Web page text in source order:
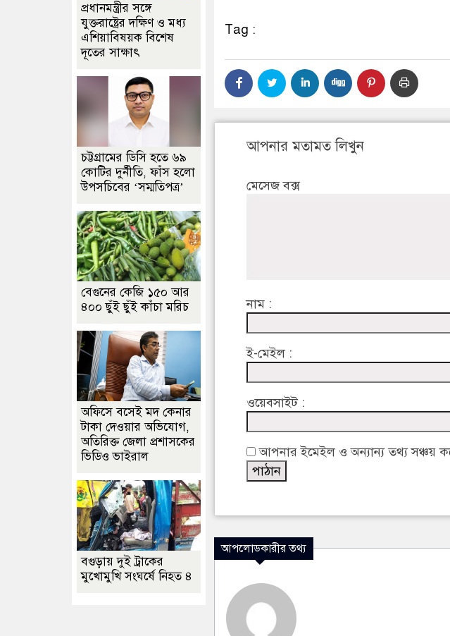
Tag :
আপনার মতামত লিখুন
মেসেজ বক্স
নাম :
ই-মেইল :
ওয়েবসাইট :
আপনার ইমেইল ও অন্যান্য তথ্য সঞ্চয়
আপলোডকারীর তথ্য
প্রধানমন্ত্রীর সঙ্গে
যুক্তরাষ্ট্রের দক্ষিণ ও মধ্য
এশিয়াবিষয়ক বিশেষ
দূতের সাক্ষাৎ
চট্টগ্রামের ডিসি হতে ৬৯
কোটির দুর্নীতি, ফাঁস হলো
উপসচিবের ‘সম্মতিপত্র’
বেগুনের কেজি ১৫০ আর
৪০০ ছুঁই ছুঁই কাঁচা মরিচ
অফিসে বসেই মদ কেনার
টাকা দেওয়ার অভিযোগ,
অতিরিক্ত জেলা প্রশাসকের
ভিডিও ভাইরাল
বগুড়ায় দুই ট্রাকের
মুখোমুখি সংঘর্ষে নিহত ৪